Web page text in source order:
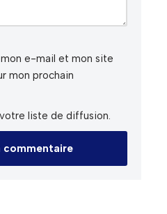
e-mail et mon site
mon prochain
liste de diffusion.